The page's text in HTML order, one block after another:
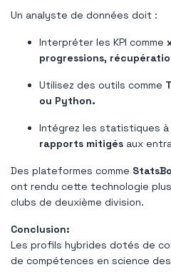
Un analyste de données doit :
Interpréter les KPI comme
progressions,
Utilisez des outils comme
ou Python.
Intégrez les statistiques
rapports mitigés aux
Des plateformes comme
ont rendu cette technologie
clubs de deuxième division.
Conclusion:
Les profils hybrides dotés de
de compétences en science